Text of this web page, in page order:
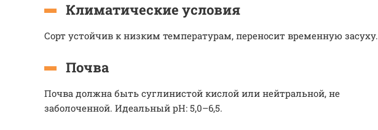
Климатические условия
Сорт устойчив к низким температурам, переносит временную засуху.
Почва
Почва должна быть суглинистой кислой или нейтральной, не
заболоченной. Идеальный рН: 5,0–6,5.